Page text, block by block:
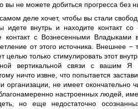
не можете добиться прогресса без
деле хочет, чтобы вы стали
идете внутрь и находите контакт со
с Вознесенными Владыками
от этого источника. Внешнее −
целью только стимулировать этот
вертикальной связи с вашим
ничто извне, что попытается
организации, не имеет окончательно
настроенных людей,
но еще недостаточно